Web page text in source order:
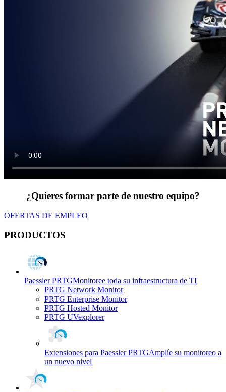
¿Quieres formar parte de nuestro equipo?
OFERTAS DE EMPLEO
PRODUCTOS
Paessler PRTGMonitoree toda su infraestructura de TI
PRTG Network Monitor
PRTG Enterprise Monitor
PRTG Hosted Monitor
PRTG UVexplorer
Extensiones para Paessler PRTGAmplíe su monitoreo a
un nuevo nivel